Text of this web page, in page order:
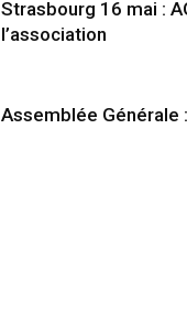
Strasbourg 16 mai :
l’association
Assemblée Générale